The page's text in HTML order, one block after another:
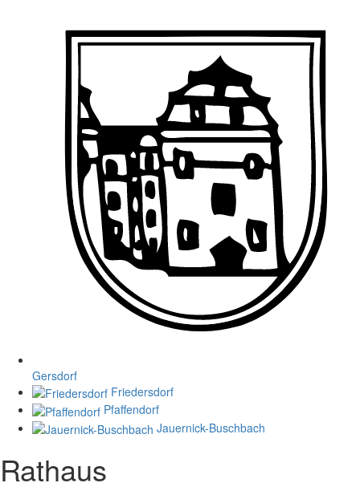
Gersdorf
Friedersdorf
Pfaffendorf
Jauernick-Buschbach
Rathaus